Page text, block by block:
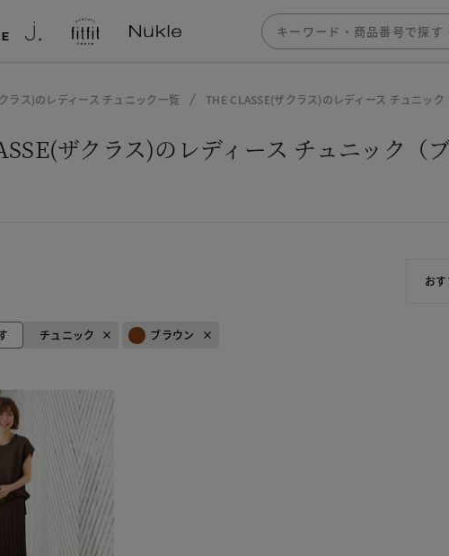
ラス)のレディース チュニック一覧 THE CLASSE(ザクラス)のレディース チュニッ
ザクラス)のレディース チュニック（
お
チュニック ブラウン